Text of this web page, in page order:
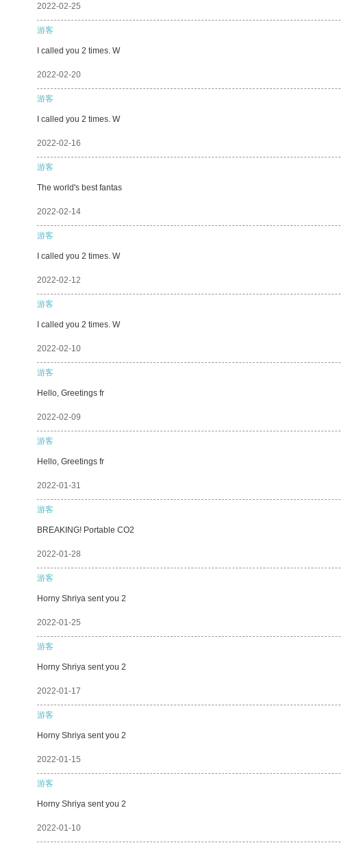
2022-02-25
游客
I called you 2 times. W
2022-02-20
游客
I called you 2 times. W
2022-02-16
游客
The world's best fantas
2022-02-14
游客
I called you 2 times. W
2022-02-12
游客
I called you 2 times. W
2022-02-10
游客
Hello, Greetings fr
2022-02-09
游客
Hello, Greetings fr
2022-01-31
游客
BREAKING! Portable CO2
2022-01-28
游客
Horny Shriya sent you 2
2022-01-25
游客
Horny Shriya sent you 2
2022-01-17
游客
Horny Shriya sent you 2
2022-01-15
游客
Horny Shriya sent you 2
2022-01-10